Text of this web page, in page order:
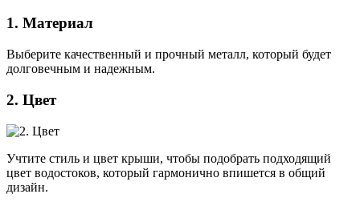
1. Материал
Выберите качественный и прочный металл, который будет
долговечным и надежным.
2. Цвет
Учтите стиль и цвет крыши, чтобы подобрать подходящий
цвет водостоков, который гармонично впишется в общий
дизайн.